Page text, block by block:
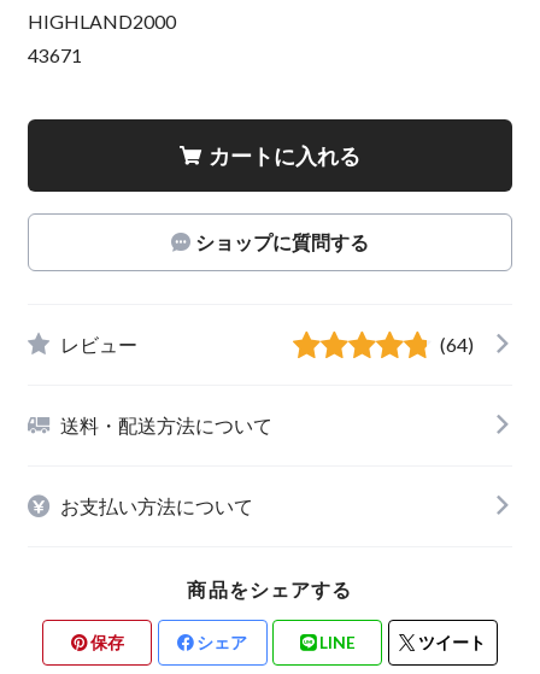
HIGHLAND2000
43671
カートに入れる
ショップに質問する
レビュー (64)
送料・配送方法について
お支払い方法について
商品をシェアする
保存 シェア LINE ツイート